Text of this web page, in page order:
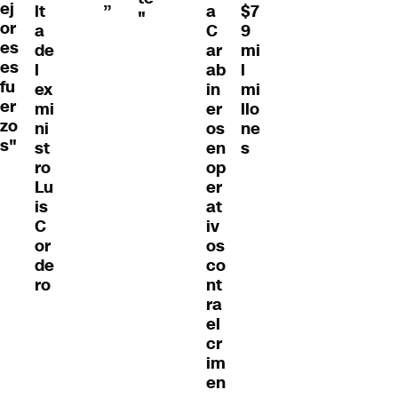
ej
or
es
es
fu
er
zo
s"
lt
a
de
l
ex
mi
ni
st
ro
Lu
is
C
or
de
ro
”
"
a
C
ar
ab
in
er
os
en
op
er
at
iv
os
co
nt
ra
el
cr
im
en
$7
9
mi
l
mi
llo
ne
s